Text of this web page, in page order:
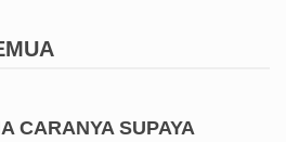
CARANYA SUPAYA